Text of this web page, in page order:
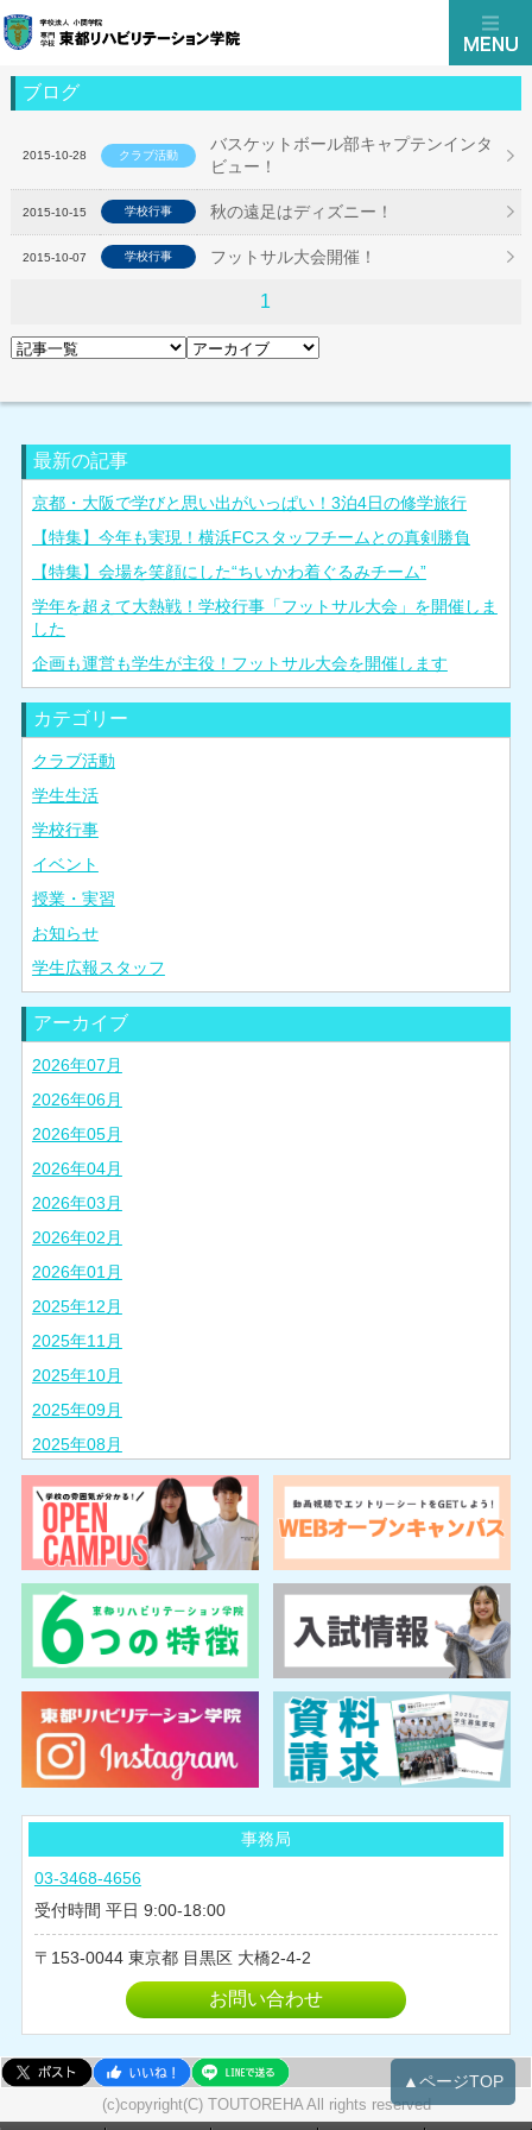
ブログ
2015-10-28 クラブ活動
バスケットボール部キャプテンインタ
ビュー！
2015-10-15 学校行事 秋の遠足はディズニー！
2015-10-07 学校行事 フットサル大会開催！
1
最新の記事
京都・大阪で学びと思い出がいっぱい！3泊4日の修学旅行
【特集】今年も実現！横浜FCスタッフチームとの真剣勝負
【特集】会場を笑顔にした“ちいかわ着ぐるみチーム”
学年を超えて大熱戦！学校行事「フットサル大会」を開催しま
した
企画も運営も学生が主役！フットサル大会を開催します
カテゴリー
クラブ活動
学生生活
学校行事
イベント
授業・実習
お知らせ
学生広報スタッフ
アーカイブ
2026年07月
2026年06月
2026年05月
2026年04月
2026年03月
2026年02月
2026年01月
2025年12月
2025年11月
2025年10月
2025年09月
2025年08月
2025年07月
2025年06月
2025年05月
2025年04月
2025年03月
2025年02月
2024年08月
2024年07月
2024年06月
2024年05月
2024年04月
2024年03月
2024年01月
2023年11月
2023年10月
2023年09月
事務局
03-3468-4656
受付時間 平日 9:00-18:00
153-0044 東京都 目黒区 大橋2-4-2
お問い合わせ
▲ページTOP
(c)copyright(C) TOUTOREHA All rights reserved